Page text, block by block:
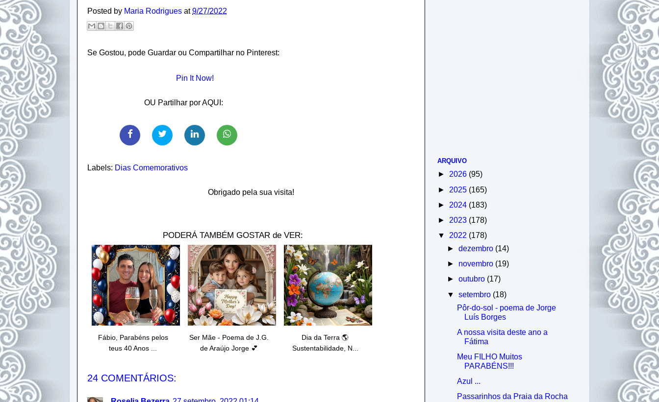
Posted by Maria Rodrigues at9/27/2022
Se Gostou, pode Guardar ou Compartilhar no Pinterest:
Pin It Now!
OU Partilhar por AQUI:
Labels: Dias Comemorativos
Obrigado pela sua visita!
PODERÁ TAMBÉM GOSTAR de VER:
Fábio, Parabéns pelos
teus 40 Anos ...
Ser Mãe - Poema de J.G.
de Araújo Jorge 💕
Dia da Terra 🌎
Sustentabilidade, N...
24 COMENTÁRIOS:
ARQUIVO
► 2026 (95)
► 2025 (165)
► 2024 (183)
► 2023 (178)
▼ 2022 (178)
►dezembro (14)
► novembro (19)
►outubro (17)
▼setembro (18)
Pôr-do-sol - poema de Jorge
Luís Borges
A nossa visita deste ano a
Fátima
Meu FILHO Muitos
PARABÉNS!!!
Azul ...
Passarinhos da Praia da Rocha